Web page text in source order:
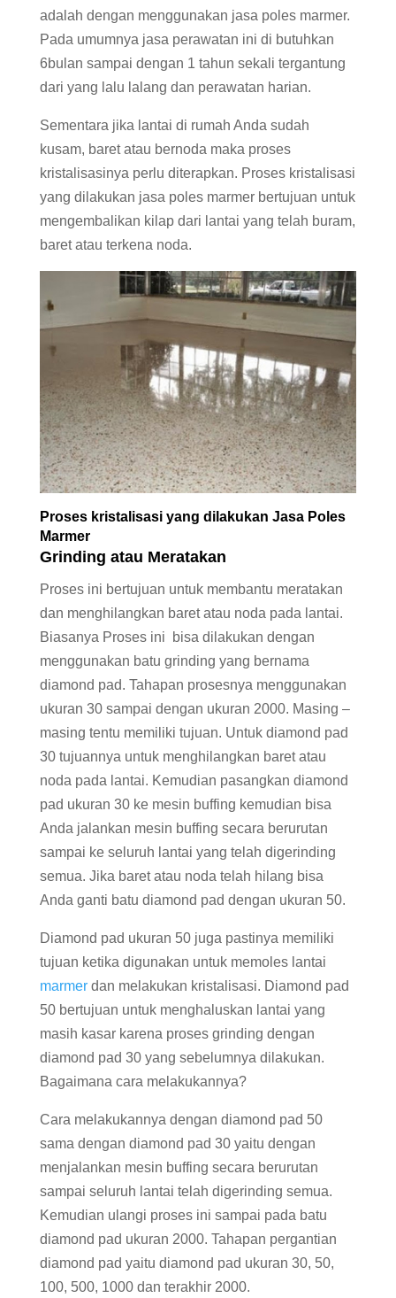
adalah dengan menggunakan jasa poles marmer.
Pada umumnya jasa perawatan ini di butuhkan
6bulan sampai dengan 1 tahun sekali tergantung
dari yang lalu lalang dan perawatan harian.
Sementara jika lantai di rumah Anda sudah
kusam, baret atau bernoda maka proses
kristalisasinya perlu diterapkan. Proses kristalisasi
yang dilakukan jasa poles marmer bertujuan untuk
mengembalikan kilap dari lantai yang telah buram,
baret atau terkena noda.
Proses kristalisasi yang dilakukan Jasa Poles
Marmer
Grinding atau Meratakan
Proses ini bertujuan untuk membantu meratakan
dan menghilangkan baret atau noda pada lantai.
Biasanya Proses ini bisa dilakukan dengan
menggunakan batu grinding yang bernama
diamond pad. Tahapan prosesnya menggunakan
ukuran 30 sampai dengan ukuran 2000. Masing –
masing tentu memiliki tujuan. Untuk diamond pad
30 tujuannya untuk menghilangkan baret atau
noda pada lantai. Kemudian pasangkan diamond
pad ukuran 30 ke mesin buffing kemudian bisa
Anda jalankan mesin buffing secara berurutan
sampai ke seluruh lantai yang telah digerinding
semua. Jika baret atau noda telah hilang bisa
Anda ganti batu diamond pad dengan ukuran 50.
Diamond pad ukuran 50 juga pastinya memiliki
tujuan ketika digunakan untuk memoles lantai
marmerdan melakukan kristalisasi. Diamond pad
50 bertujuan untuk menghaluskan lantai yang
masih kasar karena proses grinding dengan
diamond pad 30 yang sebelumnya dilakukan.
Bagaimana cara melakukannya?
Cara melakukannya dengan diamond pad 50
sama dengan diamond pad 30 yaitu dengan
menjalankan mesin buffing secara berurutan
sampai seluruh lantai telah digerinding semua.
Kemudian ulangi proses ini sampai pada batu
diamond pad ukuran 2000. Tahapan pergantian
diamond pad yaitu diamond pad ukuran 30, 50,
100, 500, 1000 dan terakhir 2000.